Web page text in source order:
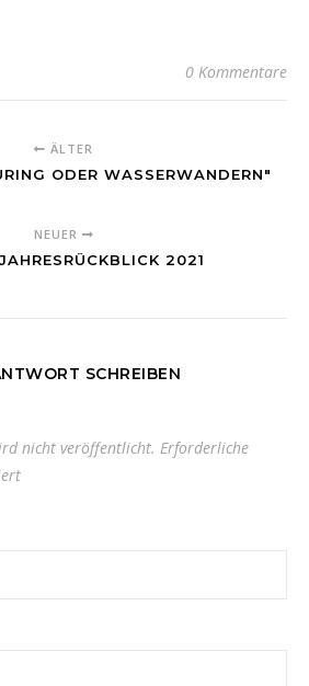
0 Kommentare
ÄLTER
ODER WASSERWANDERN"
NEUER
2021
SCHREIBEN
nicht veröffentlicht. Erforderliche